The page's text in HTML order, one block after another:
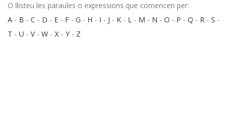
O llisteu les paraules o expressions que comencen per:
A - B - C - D - E - F - G - H - I - J - K - L - M - N - O - P - Q - R - S -
T - U - V- W - X - Y - Z